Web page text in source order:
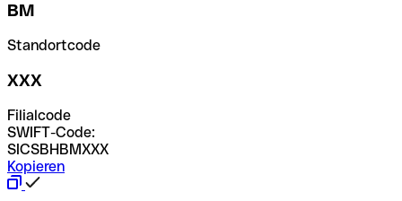
BM
Standortcode
XXX
Filialcode
SWIFT-Code:
SICSBHBMXXX
Kopieren